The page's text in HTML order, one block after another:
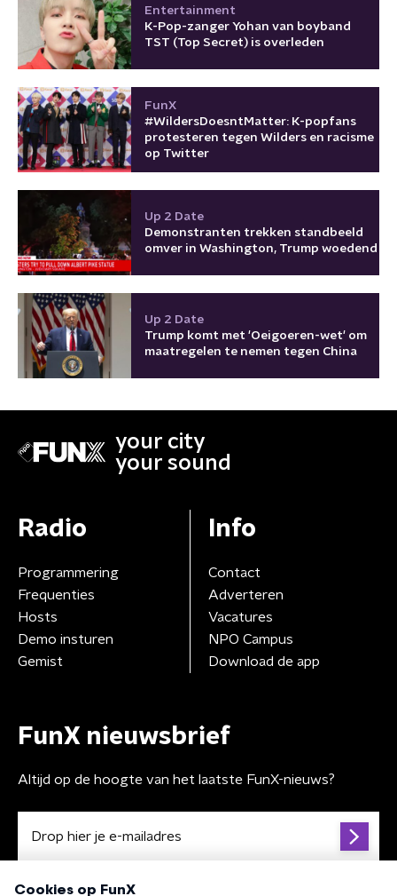
Entertainment
K-Pop-zanger Yohan van boyband
TST (Top Secret) is overleden
FunX
#WildersDoesntMatter: K-popfans
protesteren tegen Wilders en racisme
op Twitter
Up 2 Date
Demonstranten trekken standbeeld
omver in Washington, Trump woedend
Up 2 Date
Trump komt met 'Oeigoeren-wet' om
maatregelen te nemen tegen China
your city
your sound
Radio
Programmering
Frequenties
Hosts
Demo insturen
Gemist
Info
Contact
Adverteren
Vacatures
NPO Campus
Download de app
FunX nieuwsbrief
Altijd op de hoogte van het laatste FunX-nieuws?